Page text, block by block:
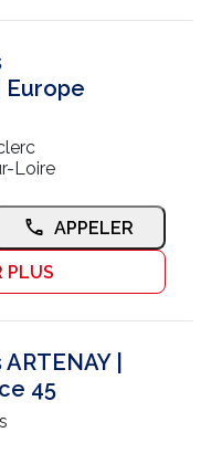
Europe
Loire
APPELER
PLUS
|
45